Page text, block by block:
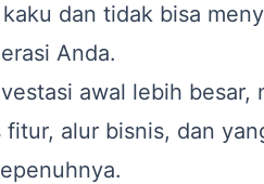
dan tidak bisa
Anda.
awal lebih besar,
alur bisnis, dan